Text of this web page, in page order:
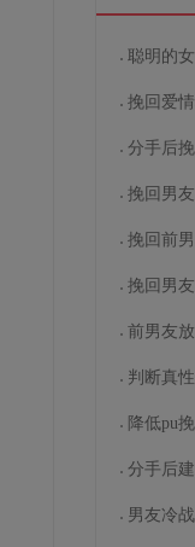
聪明的
挽回爱
分手后
挽回男
挽回前
挽回男
前男友
判断真
降低pu
分手后
男友冷